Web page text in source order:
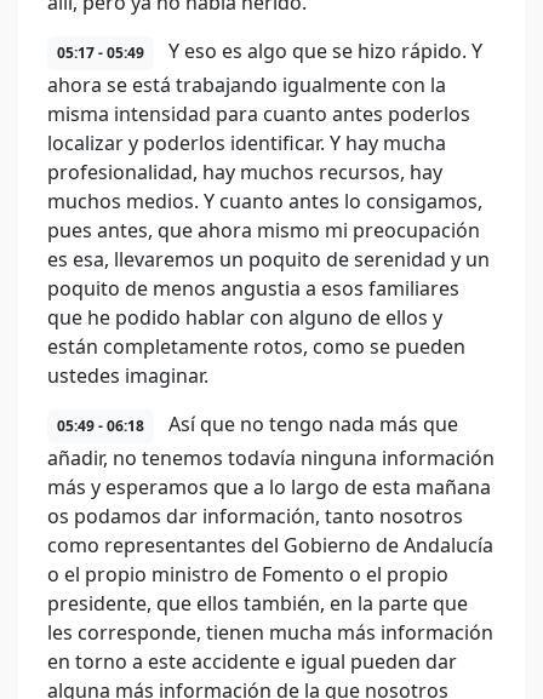
05:17 - 05:49
Y eso es algo que se hizo rápido. Y
ahora se está trabajando igualmente con la
misma intensidad para cuanto antes poderlos
localizar y poderlos identificar. Y hay mucha
profesionalidad, hay muchos recursos, hay
muchos medios. Y cuanto antes lo consigamos,
pues antes, que ahora mismo mi preocupación
es esa, llevaremos un poquito de serenidad y un
poquito de menos angustia a esos familiares
que he podido hablar con alguno de ellos y
están completamente rotos, como se pueden
ustedes imaginar.
05:49 - 06:18
Así que no tengo nada más que
añadir, no tenemos todavía ninguna información
más y esperamos que a lo largo de esta mañana
os podamos dar información, tanto nosotros
como representantes del Gobierno de Andalucía
o el propio ministro de Fomento o el propio
presidente, que ellos también, en la parte que
les corresponde, tienen mucha más información
en torno a este accidente e igual pueden dar
alguna más información de la que nosotros